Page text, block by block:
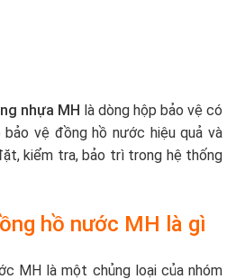
nhựa MH là dòng hộp bảo vệ có
vệ đồng hồ nước hiệu quả và
kiểm tra, bảo trì trong hệ thống
hồ nước MH là gì
MH là một chủng loại của nhóm